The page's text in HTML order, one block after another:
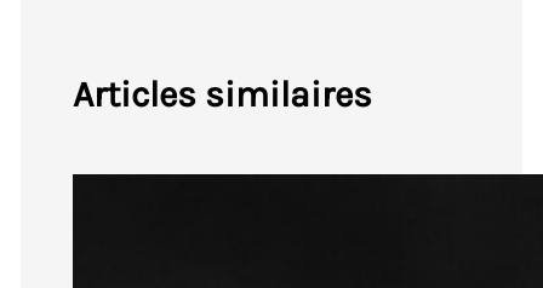
Articles similaires